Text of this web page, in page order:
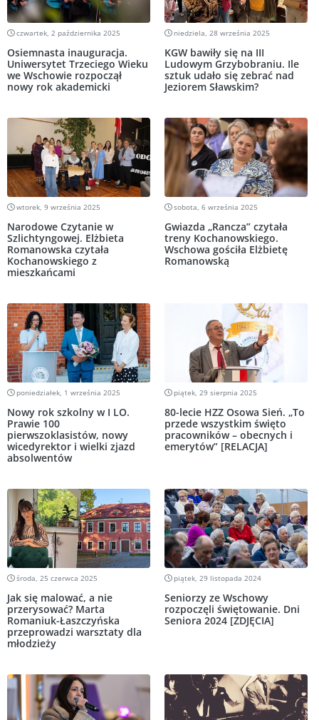
czwartek, 2 października 2025
Osiemnasta inauguracja.
Uniwersytet Trzeciego Wieku
we Wschowie rozpoczął
nowy rok akademicki
niedziela, 28 września 2025
KGW bawiły się na III
Ludowym Grzybobraniu. Ile
sztuk udało się zebrać nad
Jeziorem Sławskim?
wtorek, 9 września 2025
Narodowe Czytanie w
Szlichtyngowej. Elżbieta
Romanowska czytała
Kochanowskiego z
mieszkańcami
sobota, 6 września 2025
Gwiazda „Rancza” czytała
treny Kochanowskiego.
Wschowa gościła Elżbietę
Romanowską
poniedziałek, 1 września 2025
Nowy rok szkolny w I LO.
Prawie 100
pierwszoklasistów, nowy
wicedyrektor i wielki zjazd
absolwentów
piątek, 29 sierpnia 2025
80-lecie HZZ Osowa Sień. „To
przede wszystkim święto
pracowników – obecnych i
emerytów” [RELACJA]
środa, 25 czerwca 2025
Jak się malować, a nie
przerysować? Marta
Romaniuk-Łaszczyńska
przeprowadzi warsztaty dla
młodzieży
piątek, 29 listopada 2024
Seniorzy ze Wschowy
rozpoczęli świętowanie. Dni
Seniora 2024 [ZDJĘCIA]